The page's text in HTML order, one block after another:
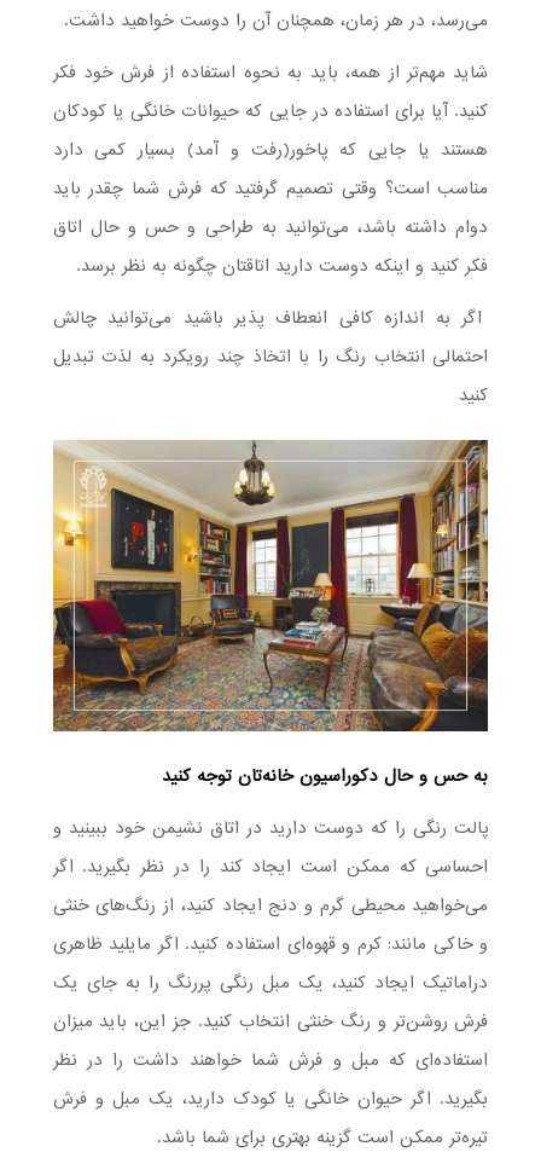
می‌رسد، در هر زمان، همچنان آن را دوست خواهید داشت.
شاید مهم‌تر از همه، باید به نحوه استفاده از فرش خود فکر
کنید. آیا برای استفاده در جایی که حیوانات خانگی یا کودکان
هستند یا جایی که پاخور(رفت و آمد) بسیار کمی دارد
مناسب است؟ وقتی تصمیم گرفتید که فرش شما چقدر باید
دوام داشته باشد، می‌توانید به طراحی و حس و حال اتاق
فکر کنید و اینکه دوست دارید اتاقتان چگونه به نظر برسد.
اگر به اندازه کافی انعطاف پذیر باشید می‌توانید چالش
احتمالی انتخاب رنگ را با اتخاذ چند رویکرد به لذت تبدیل
کنید
به حس و حال دکوراسیون خانه‌تان توجه کنید
پالت رنگی را که دوست دارید در اتاق نشیمن خود ببینید و
احساسی که ممکن است ایجاد کند را در نظر بگیرید. اگر
می‌خواهید محیطی گرم و دنج ایجاد کنید، از رنگ‌های خنثی
و خاکی مانند: کرم و قهوه‌ای استفاده کنید. اگر مایلید ظاهری
دراماتیک ایجاد کنید، یک مبل رنگی پررنگ را به جای یک
فرش روشن‌تر و رنگ خنثی انتخاب کنید. جز این، باید میزان
استفاده‌ای که مبل و فرش شما خواهند داشت را در نظر
بگیرید. اگر حیوان خانگی یا کودک دارید، یک مبل و فرش
تیره‌تر ممکن است گزینه بهتری برای شما باشد.